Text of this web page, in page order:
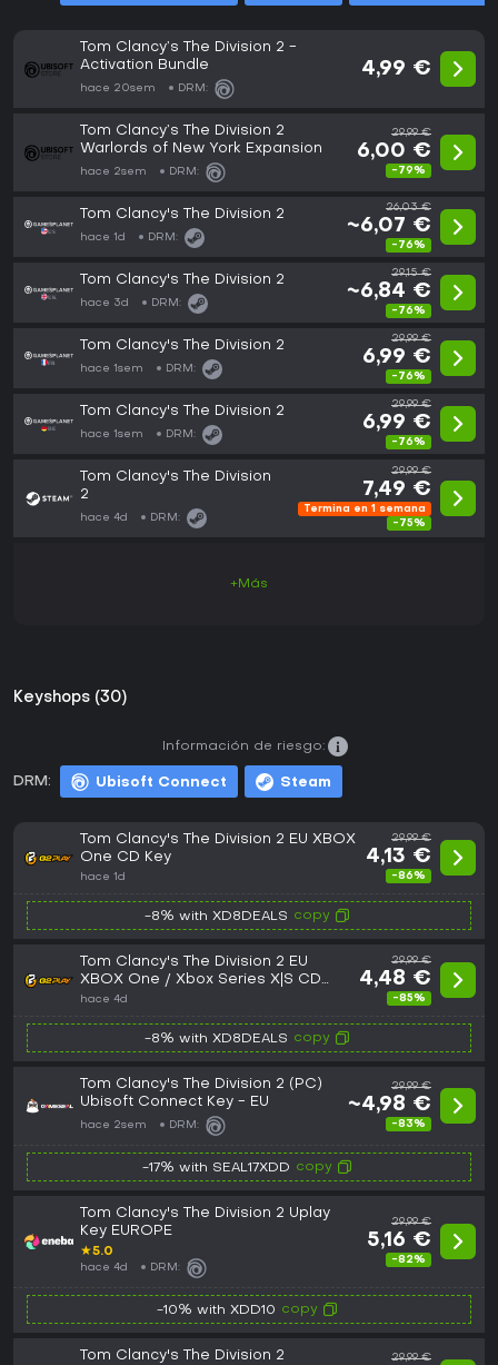
Tom Clancy’s The Division 2 -
Activation Bundle
hace 20sem DRM:
4,99 €
Tom Clancy’s The Division 2
Warlords of New York Expansion
hace 2sem DRM:
29,99 €
6,00 €
-79%
Tom Clancy's The Division 2
hace 1d DRM:
26,03 €
~6,07 €
-76%
Tom Clancy's The Division 2
hace 3d DRM:
29,15 €
~6,84 €
-76%
Tom Clancy's The Division 2
hace 1sem DRM:
29,99 €
6,99 €
-76%
Tom Clancy's The Division 2
hace 1sem DRM:
29,99 €
6,99 €
-76%
Tom Clancy's The Division
2
hace 4d DRM:
29,99 €
7,49 €
Termina en 1 semana
-75%
+Más
Keyshops (30)
DRM: Ubisoft Connect Steam
Información de riesgo:
Tom Clancy's The Division 2 EU XBOX
One CD Key
hace 1d
29,99 €
4,13 €
-86%
-8% with XD8DEALS copy
Tom Clancy's The Division 2 EU
XBOX One / Xbox Series X|S CD
Key
hace 4d
29,99 €
4,48 €
-85%
-8% with XD8DEALS copy
Tom Clancy's The Division 2 (PC)
Ubisoft Connect Key - EU
hace 2sem DRM:
29,99 €
~4,98 €
-83%
-17% with SEAL17XDD copy
Tom Clancy's The Division 2 Uplay
Key EUROPE
★5.0
hace 4d DRM:
29,99 €
5,16 €
-82%
-10% with XDD10 copy
Tom Clancy's The Division 2
29,99 €